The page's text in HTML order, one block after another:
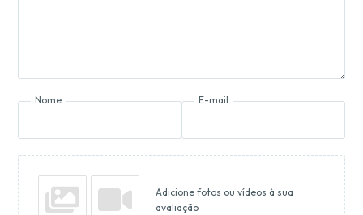
Nome E-mail
Adicione fotos ou vídeos à sua
avaliação